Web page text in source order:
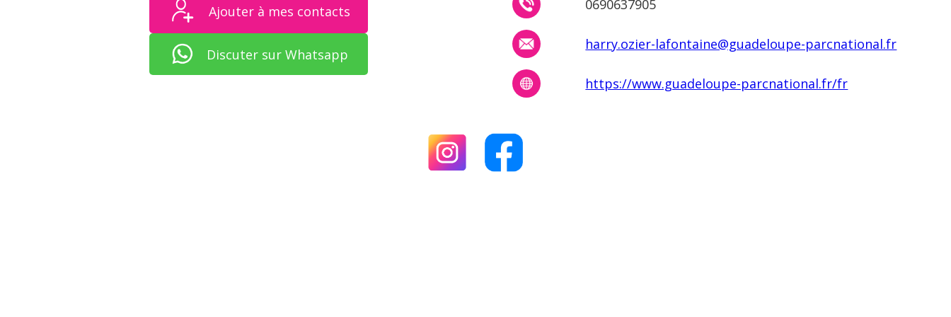
Ajouter à mes contacts
Discuter sur Whatsapp
0690637905
harry.ozier-lafontaine@guadeloupe-parcnational.fr
https://www.guadeloupe-parcnational.fr/fr